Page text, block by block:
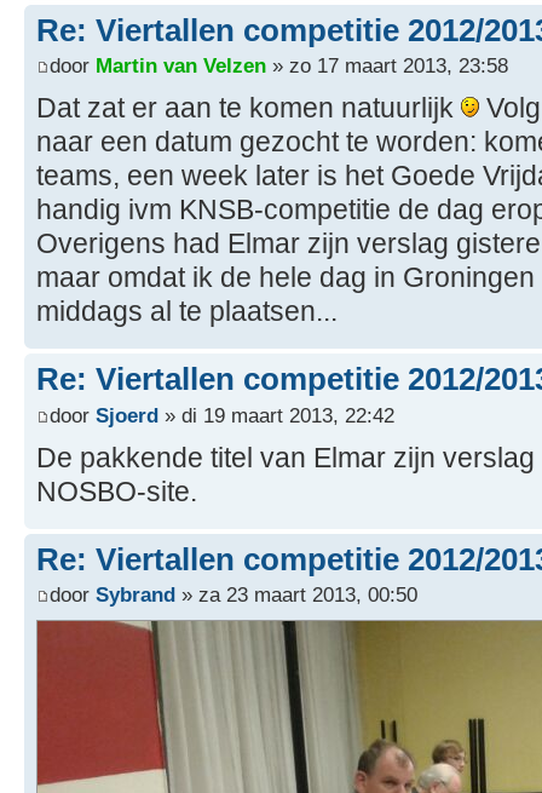
Re: Viertallen competitie 2012/
door Martin van Velzen » zo 17 maart 2013, 23:58
Dat zat er aan te komen natuurlijk
naar een datum gezocht te worden:
teams, een week later is het Goede
handig ivm KNSB-competitie de dag
Overigens had Elmar zijn verslag
maar omdat ik de hele dag in
middags al te plaatsen...
Re: Viertallen competitie 2012/
door Sjoerd » di 19 maart 2013, 22:42
De pakkende titel van Elmar zijn
NOSBO-site.
Re: Viertallen competitie 2012/
door Sybrand » za 23 maart 2013, 00:50